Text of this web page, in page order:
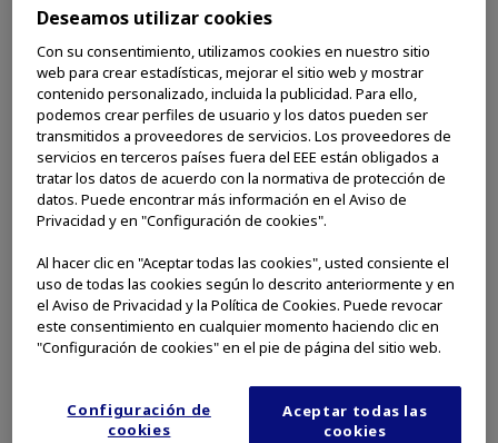
aprobaciones de la Autoridad
Sanitaria local y es posible que no
estén disponibles para la venta en
su mercado.
Press Releases
VIEW ALL
Olympus Announces Federal Healthcare
Facility Distribution Agreement with
Jun 24, 2026
Deseamos utilizar cookies
Con su consentimiento, utilizamos cookies en nuestro sitio
web para crear estadísticas, mejorar el sitio web y mostrar
contenido personalizado, incluida la publicidad. Para ello,
podemos crear perfiles de usuario y los datos pueden ser
transmitidos a proveedores de servicios. Los proveedores de
servicios en terceros países fuera del EEE están obligados a
tratar los datos de acuerdo con la normativa de protección de
datos. Puede encontrar más información en el Aviso de
Privacidad y en "Configuración de cookies".
Al hacer clic en "Aceptar todas las cookies", usted consiente el
uso de todas las cookies según lo descrito anteriormente y en
el Aviso de Privacidad y la Política de Cookies. Puede revocar
este consentimiento en cualquier momento haciendo clic en
"Configuración de cookies" en el pie de página del sitio web.
Configuración de
cookies
Aceptar todas las
cookies